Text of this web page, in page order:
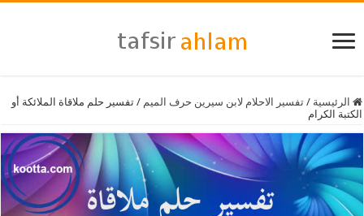
الرئيسية / تفسير الاحلام لابن سيرين حرف الميم / تفسير حلم ملاقاة الملائكة أو
الكتبة الكرام